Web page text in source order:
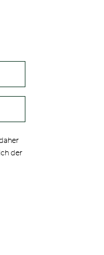
der